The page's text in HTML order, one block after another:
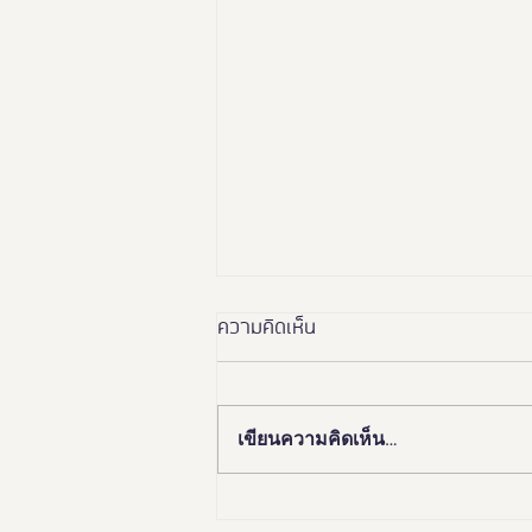
ความคิดเห็น
เขียนความคิดเห็น…